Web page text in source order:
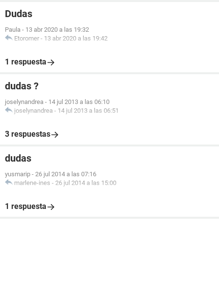
Dudas
Paula - 13 abr 2020 a las 19:32
Etoromer - 13 abr 2020 a las 19:42
1 respuesta
dudas ?
joselynandrea - 14 jul 2013 a las 06:10
joselynandrea - 14 jul 2013 a las 06:51
3 respuestas
dudas
yusmarip - 26 jul 2014 a las 07:16
marlene-ines - 26 jul 2014 a las 15:00
1 respuesta